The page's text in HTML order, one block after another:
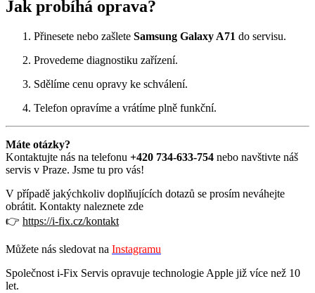
Jak probíhá oprava?
Přinesete nebo zašlete Samsung Galaxy A71 do servisu.
Provedeme diagnostiku zařízení.
Sdělíme cenu opravy ke schválení.
Telefon opravíme a vrátíme plně funkční.
Máte otázky?
Kontaktujte nás na telefonu +420 734-633-754 nebo navštivte náš
servis v Praze. Jsme tu pro vás!
V případě jakýchkoliv doplňujících dotazů se prosím neváhejte
obrátit. Kontakty naleznete zde
👉 https://i-fix.cz/kontakt
Můžete nás sledovat na Instagramu
Společnost i-Fix Servis opravuje technologie Apple již více než 10
let.